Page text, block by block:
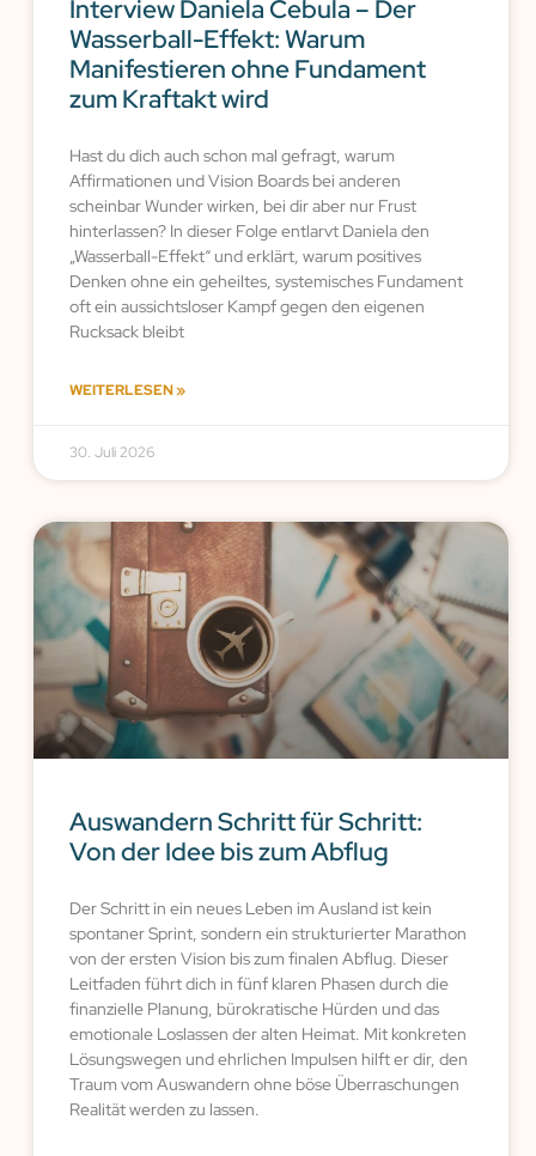
Interview Daniela Cebula – Der
Wasserball-Effekt: Warum
Manifestieren ohne Fundament
zum Kraftakt wird
Hast du dich auch schon mal gefragt, warum
Affirmationen und Vision Boards bei anderen
scheinbar Wunder wirken, bei dir aber nur Frust
hinterlassen? In dieser Folge entlarvt Daniela den
„Wasserball-Effekt“ und erklärt, warum positives
Denken ohne ein geheiltes, systemisches Fundament
oft ein aussichtsloser Kampf gegen den eigenen
Rucksack bleibt
WEITERLESEN »
30. Juli 2026
Auswandern Schritt für Schritt:
Von der Idee bis zum Abflug
Der Schritt in ein neues Leben im Ausland ist kein
spontaner Sprint, sondern ein strukturierter Marathon
von der ersten Vision bis zum finalen Abflug. Dieser
Leitfaden führt dich in fünf klaren Phasen durch die
finanzielle Planung, bürokratische Hürden und das
emotionale Loslassen der alten Heimat. Mit konkreten
Lösungswegen und ehrlichen Impulsen hilft er dir, den
Traum vom Auswandern ohne böse Überraschungen
Realität werden zu lassen.